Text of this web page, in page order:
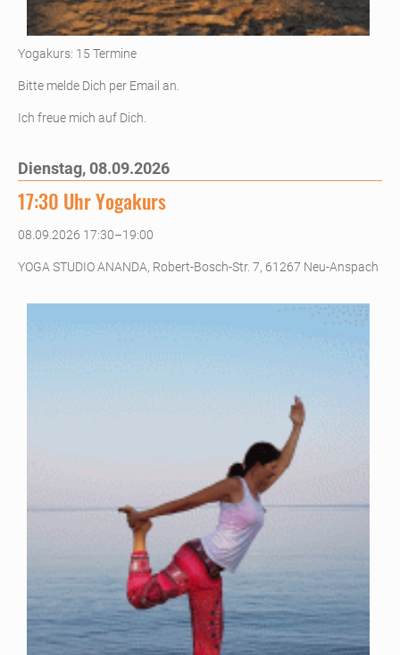
Yogakurs: 15 Termine
Bitte melde Dich per Email an.
Ich freue mich auf Dich.
Dienstag, 08.09.2026
17:30 Uhr Yogakurs
08.09.2026 17:30–19:00
YOGA STUDIO ANANDA, Robert-Bosch-Str. 7, 61267 Neu-Anspach